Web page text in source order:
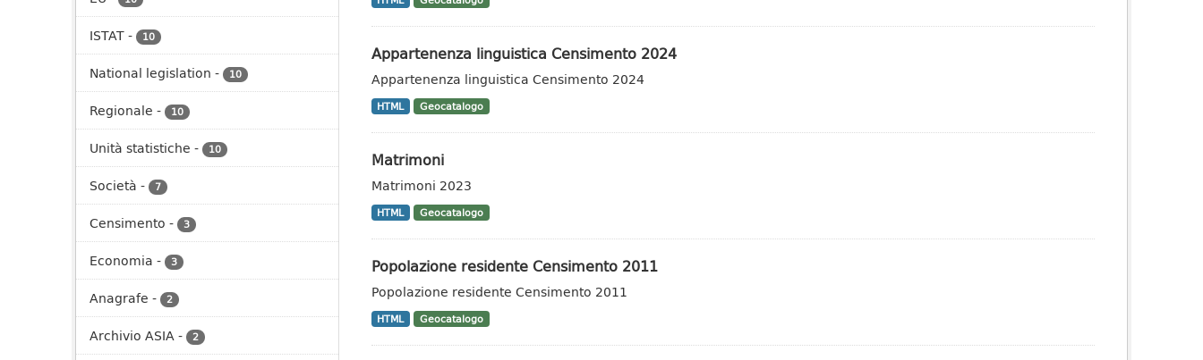
ISTAT- 10
National legislation - 10
Regionale - 10
Unità statistiche - 10
Società - 7
Censimento - 3
Economia - 3
Anagrafe - 2
Archivio ASIA- 2
Appartenenza linguistica Censimento 2024
Appartenenza linguistica Censimento 2024
HTML Geocatalogo
Matrimoni
Matrimoni 2023
HTML Geocatalogo
Popolazione residente Censimento 2011
Popolazione residente Censimento 2011
HTML Geocatalogo